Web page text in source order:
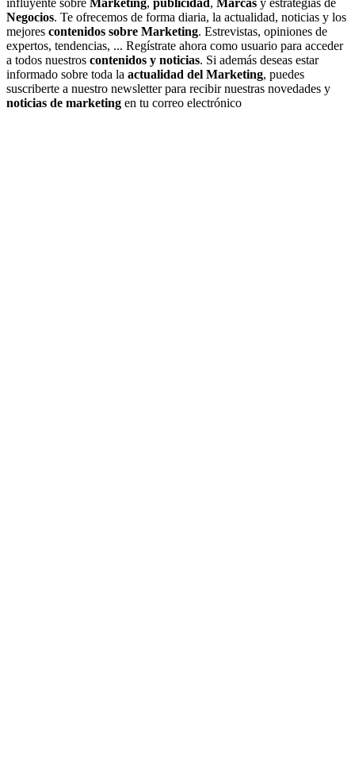
influyente sobre Marketing, publicidad , Marcas y estrategias de
Negocios. Te ofrecemos de forma diaria, la actualidad, noticias y los
mejores contenidos sobre Marketing. Estrevistas, opiniones de
expertos, tendencias, ... Regístrate ahora como usuario para acceder
a todos nuestros contenidos y noticias. Si además deseas estar
informado sobre toda la actualidad del Marketing, puedes
suscriberte a nuestro newsletter para recibir nuestras novedades y
noticias de marketing en tu correo electrónico